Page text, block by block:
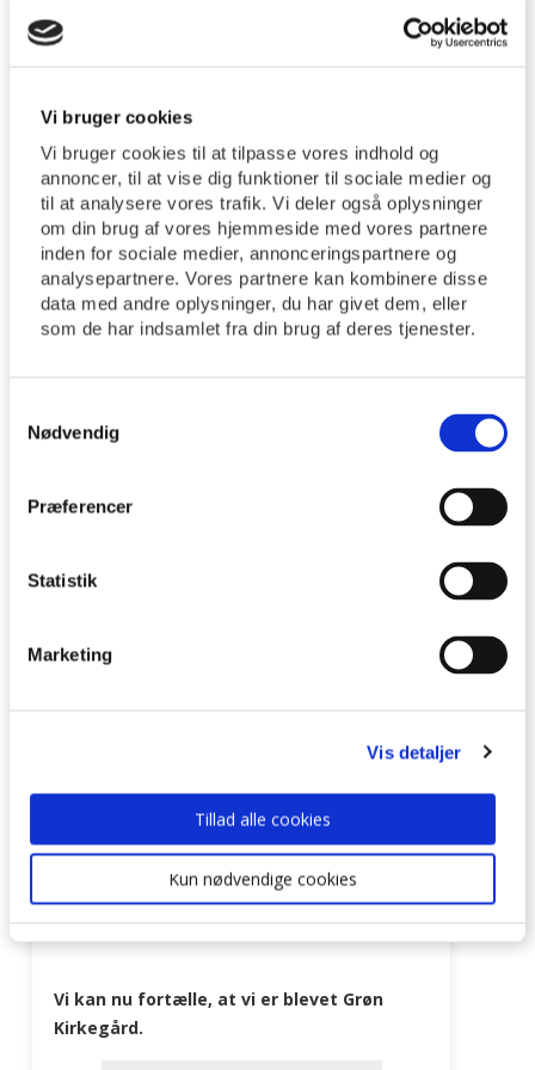
Vi bruger cookies
Vi bruger cookies til at tilpasse vores indhold og
annoncer, til at vise dig funktioner til sociale medier og
til at analysere vores trafik. Vi deler også oplysninger
om din brug af vores hjemmeside med vores partnere
inden for sociale medier, annonceringspartnere og
analysepartnere. Vores partnere kan kombinere disse
data med andre oplysninger, du har givet dem, eller
som de har indsamlet fra din brug af deres tjenester.
Nødvendig
Præferencer
Statistik
Marketing
Vis detaljer
Tillad alle cookies
Kun nødvendige cookies
Grøn Kirkegård
content/uploads/IMG_5703-scaled.jpg
04/05/2026
Vi kan nu fortælle, at vi er blevet Grøn
Kirkegård.